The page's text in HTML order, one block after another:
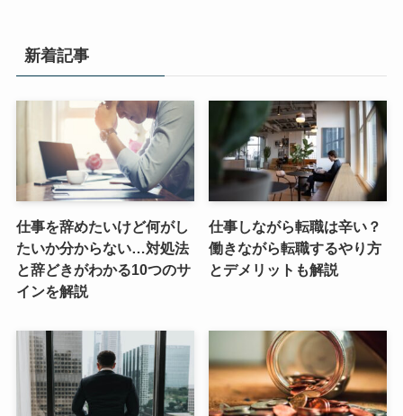
新着記事
仕事を辞めたいけど何がし
たいか分からない…対処法
と辞どきがわかる10つのサ
インを解説
仕事しながら転職は辛い？
働きながら転職するやり方
とデメリットも解説